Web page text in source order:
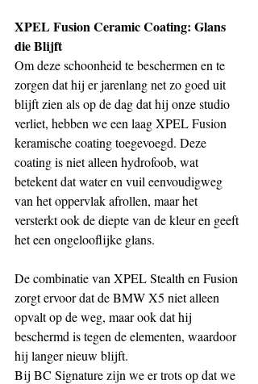
XPEL Fusion Ceramic Coating: Glans
die Blijft
Om deze schoonheid te beschermen en te
zorgen dat hij er jarenlang net zo goed uit
blijft zien als op de dag dat hij onze studio
verliet, hebben we een laag XPEL Fusion
keramische coating toegevoegd. Deze
coating is niet alleen hydrofoob, wat
betekent dat water en vuil eenvoudigweg
van het oppervlak afrollen, maar het
versterkt ook de diepte van de kleur en geeft
het een ongelooflijke glans.
De combinatie van XPEL Stealth en Fusion
zorgt ervoor dat de BMW X5 niet alleen
opvalt op de weg, maar ook dat hij
beschermd is tegen de elementen, waardoor
hij langer nieuw blijft.
Bij BC Signature zijn we er trots op dat we